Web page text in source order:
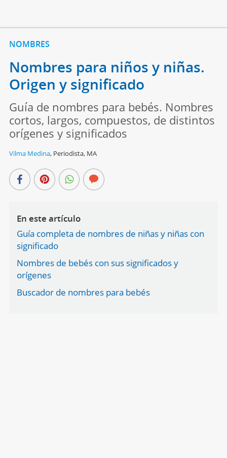
NOMBRES
Nombres para niños y niñas.
Origen y significado
Guía de nombres para bebés. Nombres
cortos, largos, compuestos, de distintos
orígenes y significados
Vilma Medina, Periodista, MA
En este artículo
Guía completa de nombres de niñas y niñas con
significado
Nombres de bebés con sus significados y
orígenes
Buscador de nombres para bebés